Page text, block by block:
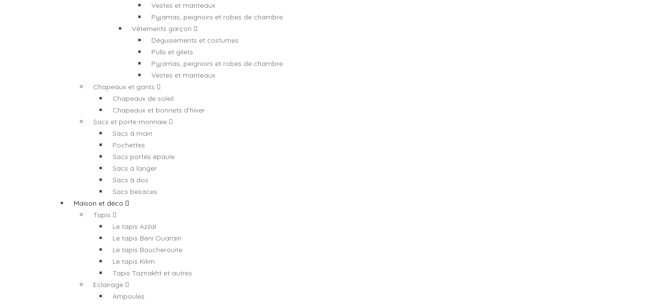
Vestes et manteaux
Pyjamas, peignoirs et robes de chambre
Vêtements garçon
Déguisements et costumes
Pulls et gilets
Pyjamas, peignoirs et robes de chambre
Vestes et manteaux
Chapeaux et gants
Chapeaux de soleil
Chapeaux et bonnets d’hiver
Sacs et porte-monnaie
Sacs à main
Pochettes
Sacs portés épaule
Sacs à langer
Sacs à dos
Sacs besaces
Maison et déco
Tapis
Le tapis Azilal
Le tapis Beni Ouarain
Le tapis Boucherouite
Le tapis Kilim
Tapis Taznakht et autres
Eclairage
Ampoules